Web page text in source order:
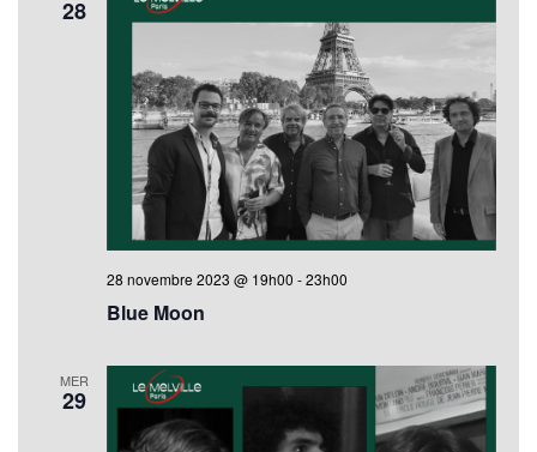
28
Blue Moon
28 novembre 2023 @ 19h00 -23h00
MER
29